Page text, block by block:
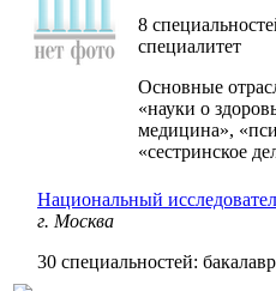
8
специалитет
Основные
«науки о
медицина»,
«сестринское
Национальный
г. Москва
30 специальностей: